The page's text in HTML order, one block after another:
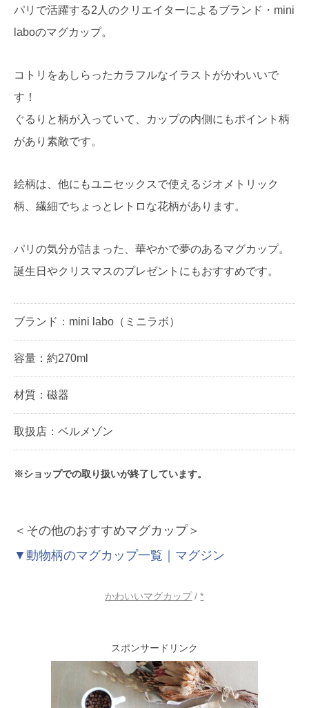
パリで活躍する2人のクリエイターによるブランド・mini
laboのマグカップ。
コトリをあしらったカラフルなイラストがかわいいで
す！
ぐるりと柄が入っていて、カップの内側にもポイント柄
があり素敵です。
絵柄は、他にもユニセックスで使えるジオメトリック
柄、繊細でちょっとレトロな花柄があります。
パリの気分が詰まった、華やかで夢のあるマグカップ。
誕生日やクリスマスのプレゼントにもおすすめです。
ブランド：mini labo（ミニラボ）
容量：約270ml
材質：磁器
取扱店：ベルメゾン
※ショップでの取り扱いが終了しています。
＜その他のおすすめマグカップ＞
▼動物柄のマグカップ一覧｜マグジン
かわいいマグカップ/*
スポンサードリンク